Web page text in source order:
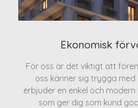
Ekonomisk
För oss är det viktigt att
oss känner sig trygga med
erbjuder en enkel och
som ger dig som kund